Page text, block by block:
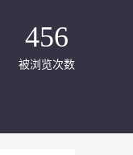
456
被浏览次数